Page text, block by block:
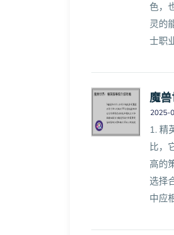
色，
灵的
士职
魔
2025-
1. 精
比，
高的
选择
中应